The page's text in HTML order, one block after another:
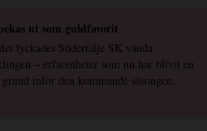
ut som guldfavorit
lyckades Södertälje SK vända
– erfarenheter som nu har blivit en
inför den kommande säsongen.